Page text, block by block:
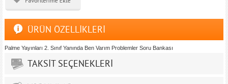
ÜRÜN ÖZELLİKLERİ
Palme Yayınları 2. Sınıf Yanında Ben Varım Problemler Soru Bankası
TAKSİT SEÇENEKLERİ